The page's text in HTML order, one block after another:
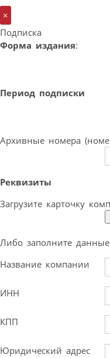
×
Подписка
Форма издания:
Период подписки
Архивные номера
Реквизиты
Загрузите карточку
Либо заполните
Название компании
ИНН
КПП
Юридический адрес